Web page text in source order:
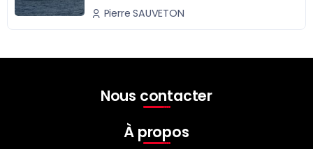
Pierre SAUVETON
Nous contacter
À propos